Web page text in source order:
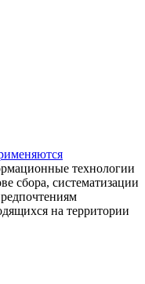
технологии
сбора, систематизации
на территории